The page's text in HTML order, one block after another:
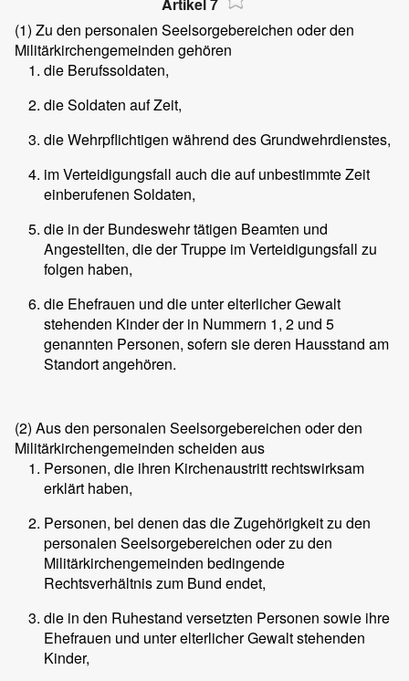
(1) Zu den personalen Seelsorgebereichen oder den
Militärkirchengemeinden gehören
die Berufssoldaten,
die Soldaten auf Zeit,
die Wehrpflichtigen während des Grundwehrdienstes,
im Verteidigungsfall auch die auf unbestimmte Zeit
einberufenen Soldaten,
die in der Bundeswehr tätigen Beamten und
Angestellten, die der Truppe im Verteidigungsfall zu
folgen haben,
die Ehefrauen und die unter elterlicher Gewalt
stehenden Kinder der in Nummern 1, 2 und 5
genannten Personen, sofern sie deren Hausstand am
Standort angehören.
(2) Aus den personalen Seelsorgebereichen oder den
Militärkirchengemeinden scheiden aus
Personen, die ihren Kirchenaustritt rechtswirksam
erklärt haben,
Personen, bei denen das die Zugehörigkeit zu den
personalen Seelsorgebereichen oder zu den
Militärkirchengemeinden bedingende
Rechtsverhältnis zum Bund endet,
die in den Ruhestand versetzten Personen sowie ihre
Ehefrauen und unter elterlicher Gewalt stehenden
Kinder,